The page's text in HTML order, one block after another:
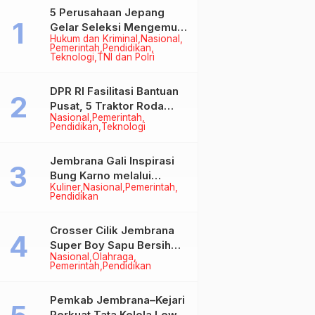
Hukum dan Kriminal
Nasional
Pemerintah Pendidikan
Teknologi TNI dan Polri
5 Perusahaan Jepang
Gelar Seleksi Mengemudi
di Jembrana, Buka
Peluang Kerja bagi Calon
Nasional
Pemerintah
Pendidikan Teknologi
DPR RI Fasilitasi Bantuan
Pusat, 5 Traktor Roda
Empat Resmi Perkuat
Mekanisasi Pertanian
Kuliner Nasional
Pemerintah
Pendidikan
Jembrana Gali Inspirasi
Bung Karno melalui
Lomba Cipta Menu
Nasional Olahraga
Pemerintah Pendidikan
Crosser Cilik Jembrana
Super Boy Sapu Bersih
Empat Gelar Motocross
Pemkab Jembrana–Kejari